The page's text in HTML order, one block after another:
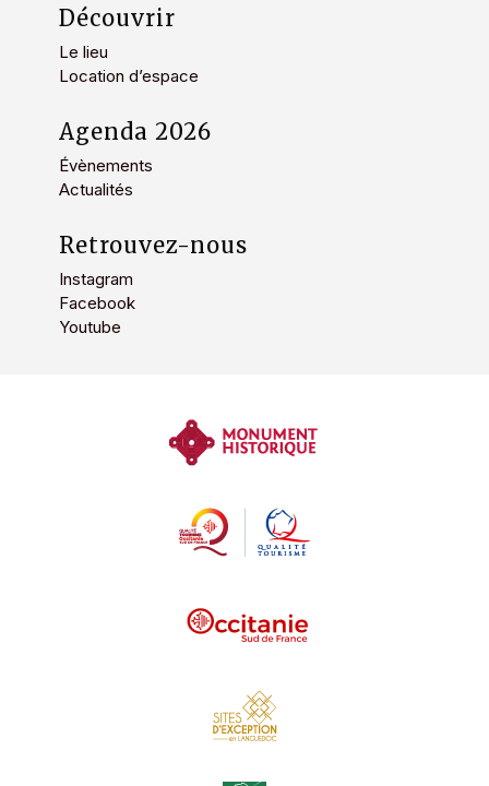
Découvrir
Le lieu
Location d’espace
Agenda 2026
Évènements
Actualités
Retrouvez-nous
Instagram
Facebook
Youtube